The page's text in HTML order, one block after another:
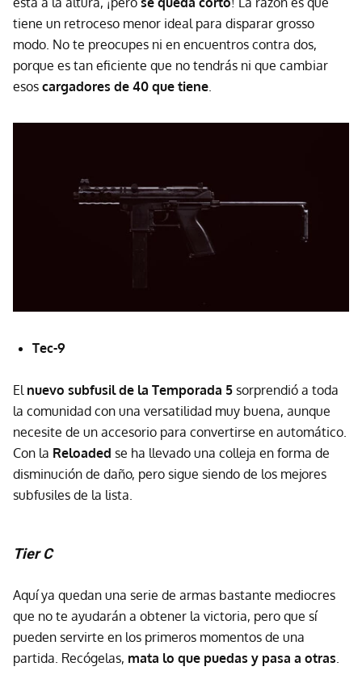
tiene un retroceso menor ideal para disparar grosso
modo. No te preocupes ni en encuentros contra dos,
porque es tan eficiente que no tendrás ni que cambiar
esos cargadores de 40 que tiene.
Tec-9
El nuevo subfusil de la Temporada 5 sorprendió a toda
la comunidad con una versatilidad muy buena, aunque
necesite de un accesorio para convertirse en automático.
Con la Reloaded se ha llevado una colleja en forma de
disminución de daño, pero sigue siendo de los mejores
subfusiles de la lista.
Tier C
Aquí ya quedan una serie de armas bastante mediocres
que no te ayudarán a obtener la victoria, pero que sí
pueden servirte en los primeros momentos de una
partida. Recógelas, mata lo que puedas y pasa a otras.